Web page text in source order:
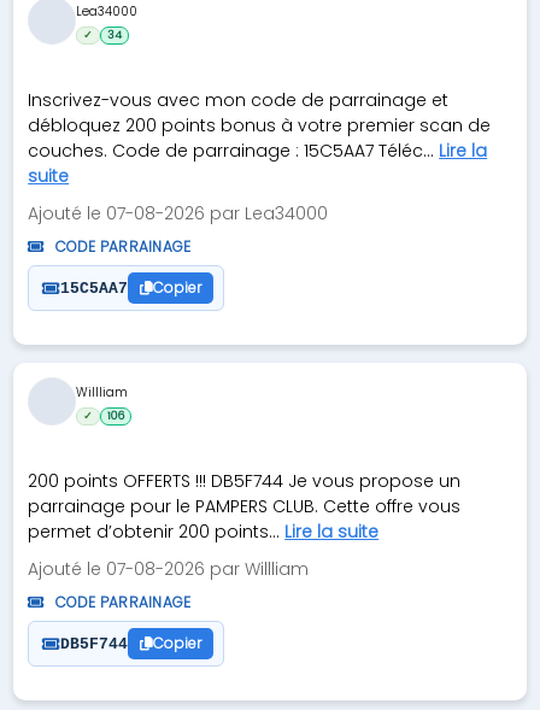
Inscrivez-vous avec mon code de parrainage et
débloquez 200 points bonus à votre premier scan de
couches. Code de parrainage : 15C5AA7 Téléc... Lire la
suite
Ajouté le 07-08-2026 par Lea34000
CODE PARRAINAGE
15C5AA7 Copier
Lea34000
✓ 34
200 points OFFERTS !!! DB5F744 Je vous propose un
parrainage pour le PAMPERS CLUB. Cette offre vous
permet d’obtenir 200 points... Lire la suite
Ajouté le 07-08-2026 par Willliam
CODE PARRAINAGE
DB5F744 Copier
Willliam
✓ 106